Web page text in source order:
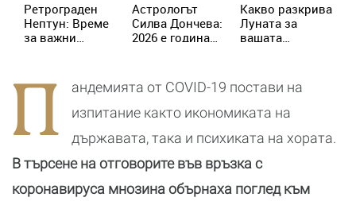
Ретрограден
Нептун: Време
за важни
Астрологът
Силва Дончева:
2026 е година
отключват
новата
реалност
Kакво разкрива
Луната за
вашата
П
андемията от COVID-19 постави на
изпитание както икономиката на
държавата, така и психиката на хората.
В търсене на отговорите във връзка с
коронавируса мнозина обърнаха поглед към